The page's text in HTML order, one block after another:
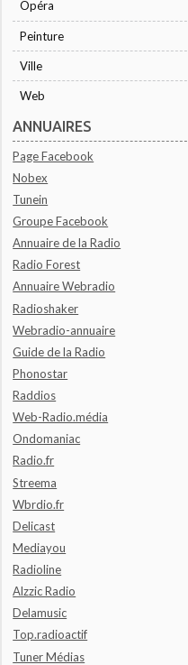
Opéra
Peinture
Ville
Web
ANNUAIRES
Page Facebook
Nobex
Tunein
Groupe Facebook
Annuaire de la Radio
Radio Forest
Annuaire Webradio
Radioshaker
Webradio-annuaire
Guide de la Radio
Phonostar
Raddios
Web-Radio.média
Ondomaniac
Radio.fr
Streema
Wbrdio.fr
Delicast
Mediayou
Radioline
Alzzic Radio
Delamusic
Top.radioactif
Tuner Médias